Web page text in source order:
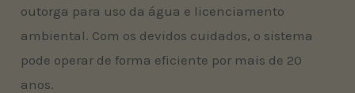
outorga para uso da água e licenciamento
ambiental. Com os devidos cuidados, o sistema
pode operar de forma eficiente por mais de 20
anos.